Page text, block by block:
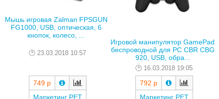
Мышь игровая Zalman FPSGUN
FG1000, USB, оптическая, 6
кнопок, колесо, ...
23.03.2018 10:57
749 р
Маркетинг РЕТ
Игровой манипулятор GamePad
беспроводной для PC CBR CBG
920, USB, обра...
16.03.2018 19:05
792 р
Маркетинг РЕТ